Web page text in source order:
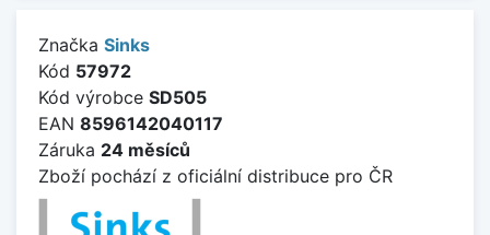
Značka Sinks
Kód 57972
Kód výrobce SD505
EAN 8596142040117
Záruka 24 měsíců
Zboží pochází z oficiální distribuce pro ČR